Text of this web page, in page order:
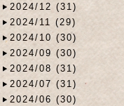
2024/12 (31)
2024/11 (29)
2024/10 (30)
2024/09 (30)
2024/08 (31)
2024/07 (31)
2024/06 (30)